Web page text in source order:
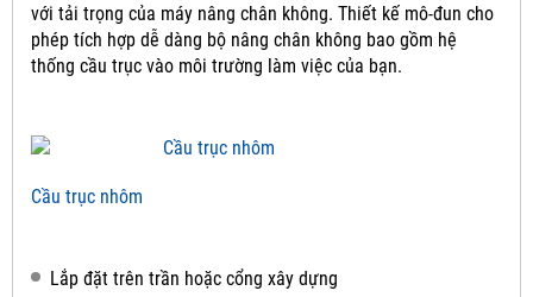
với tải trọng của máy nâng chân không. Thiết kế mô-đun cho
phép tích hợp dễ dàng bộ nâng chân không bao gồm hệ
thống cầu trục vào môi trường làm việc của bạn.
Cầu trục nhôm
Lắp đặt trên trần hoặc cổng xây dựng